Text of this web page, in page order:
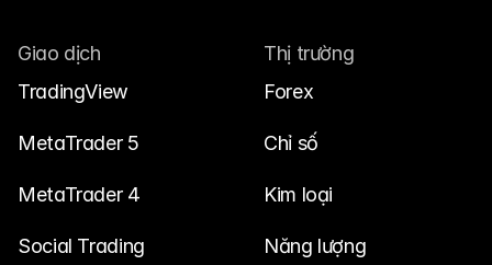
Giao dịch
TradingView
MetaTrader 5
MetaTrader 4
Social Trading
Thị trường
Forex
Chỉ số
Kim loại
Năng lượng